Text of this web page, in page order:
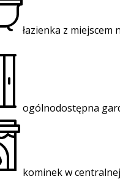
łazienka z miejscem
ogólnodostępna
kominek w